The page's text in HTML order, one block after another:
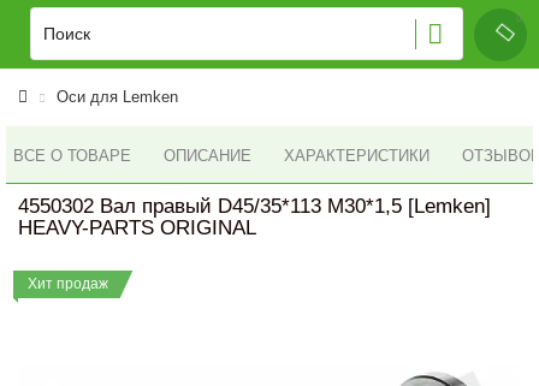
Оси для Lemken
ВСЕ О ТОВАРЕ ОПИСАНИЕ ХАРАКТЕРИСТИКИ ОТЗЫВОВ
4550302 Вал правый D45/35*113 M30*1,5 [Lemken]
HEAVY-PARTS ORIGINAL
Хит продаж